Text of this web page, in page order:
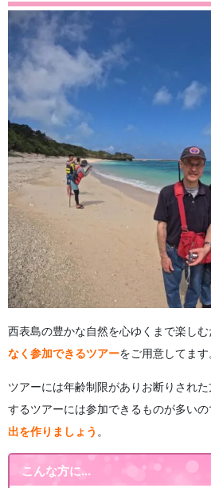
西表島の豊かな自然を心ゆくまで楽しむ
なく参加できるツアーをご用意してます。
ツアーには年齢制限がありお断りされ
するツアーには参加できるものが多いの
出を作りましょう 。
こんな方に...